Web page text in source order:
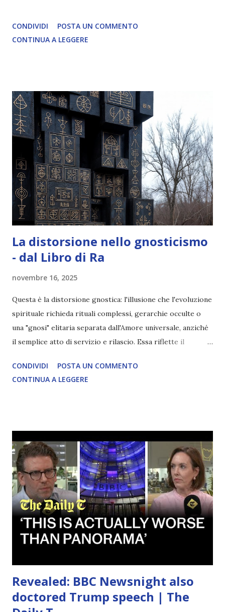
CONDIVIDI
POSTA UN COMMENTO
CONTINUA A LEGGERE
La distorsione nello gnosticismo
- dal Libro di Ra
novembre 16, 2025
Questa è la distorsione gnostica: l'illusione che l'evoluzione
spirituale richieda rituali complessi, gerarchie occulte o
una "gnosi" elitaria separata dall'Amore universale, anziché
il semplice atto di servizio e rilascio. Essa riflette il
mistero della transizione, creando un velo ulteriore di
separazione. La formalizzazione – i dogmi rigidi, i rituali
a sé stessi, creando illusioni di superiorità spirituale o di
strade esclusive verso l'Illuminazione. Tratto liberamente
dal Libro di Ra.
CONDIVIDI
POSTA UN COMMENTO
CONTINUA A LEGGERE
Revealed: BBC Newsnight also
doctored Trump speech | The